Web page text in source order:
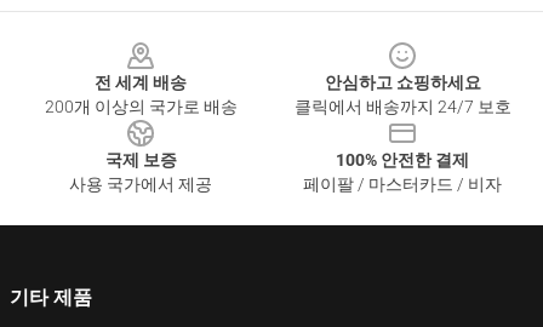
전 세계 배송
200개 이상의 국가로 배송
안심하고 쇼핑하세요
클릭에서 배송까지 24/7 보호
국제 보증
사용 국가에서 제공
100% 안전한 결제
페이팔 / 마스터카드 / 비자
기타 제품